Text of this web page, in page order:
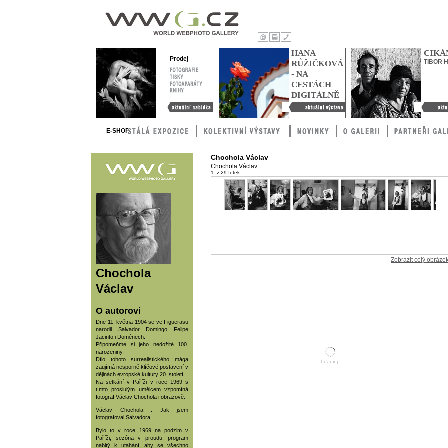
WWG – World
Webphoto
Gallery
ÚvodTisk Kontakty
Chochola
Václav
O autorovi
Dne 11. května 1904 se ve Figuerasu
narodil Salvador Domingo Felipe
Jacinto i Doménech.
Připomeňme si jeho nedožité 100.
narozeniny.
Dílo tohoto surrealistického mága
zaujímá nesporně klíčové postavení v
dějinách evropské kultury 20. století.
Na setkání v Paříži v roce 1969 s
tímto proslulým umělcem vzpomíná
fotograf Václav Chochola i obrazově.
Václav Chochola : Jak jsem
fotografoval Salvadora
Bylo to v roce 1969 na podzim v
Paříži, sezóna v proudu, program
nabitý k utahání, aby se všechno
Chochola Václav
Chochola Václav
1. z 29 fotek
Zobrazit celý
Prodej
FOTOGRAFIE
TISKY
FOTOAPARÁTY
KNIHY
Aktuální nabídka
HANA
RŮŽIČKOVÁ
- NA
CESTÁCH
DIGITÁLNĚ
Hana Růžičková - Na
cestách digitálně
TIBOR
Cikáni
E-SHOP